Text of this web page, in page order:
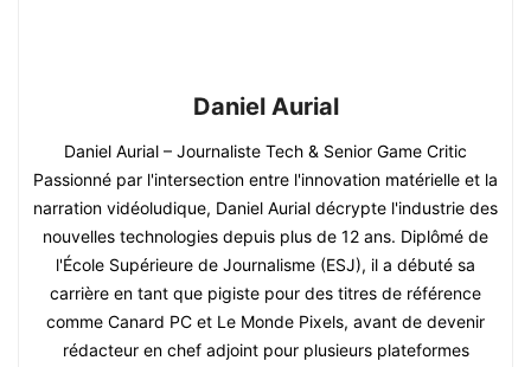
Daniel Aurial
Daniel Aurial – Journaliste Tech & Senior Game Critic
Passionné par l'intersection entre l'innovation matérielle et la
narration vidéoludique, Daniel Aurial décrypte l'industrie des
nouvelles technologies depuis plus de 12 ans. Diplômé de
l'École Supérieure de Journalisme (ESJ), il a débuté sa
carrière en tant que pigiste pour des titres de référence
comme Canard PC et Le Monde Pixels, avant de devenir
rédacteur en chef adjoint pour plusieurs plateformes